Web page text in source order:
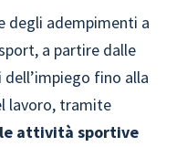
degli adempimenti a
a partire dalle
fino alla
lavoro, tramite
attività sportive